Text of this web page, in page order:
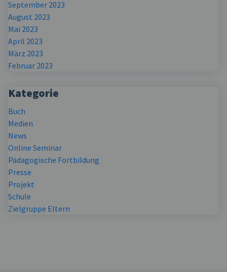
September 2023
August 2023
Mai 2023
April 2023
März 2023
Februar 2023
Kategorie
Buch
Medien
News
Online Seminar
Pädagogische Fortbildung
Presse
Projekt
Schule
Zielgruppe Eltern